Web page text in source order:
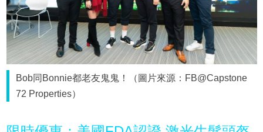
Bob同Bonnie都老友鬼鬼！（圖片來源：FB@Capstone
72 Properties）